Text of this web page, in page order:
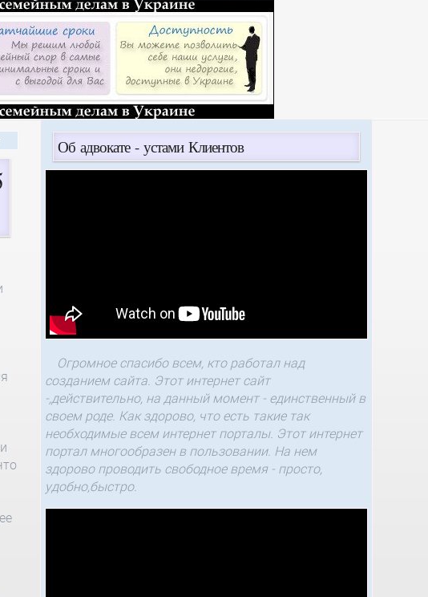
Об адвокате - устами Клиентов
Огромное спасибо всем, кто работал над
созданием сайта. Этот интернет сайт
-,действительно, на данный момент - единственный в
своем роде. Как здорово, что есть такие так
необходимые всем интернет порталы. Этот интернет
портал многообразен в пользовании. На нем
здорово проводить свободное время - просто,
удобно,быстро.